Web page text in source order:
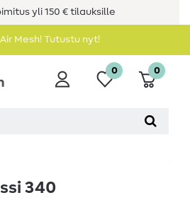
yli 150 € tilauksille
Mesh! Tutustu nyt!
0 0
340